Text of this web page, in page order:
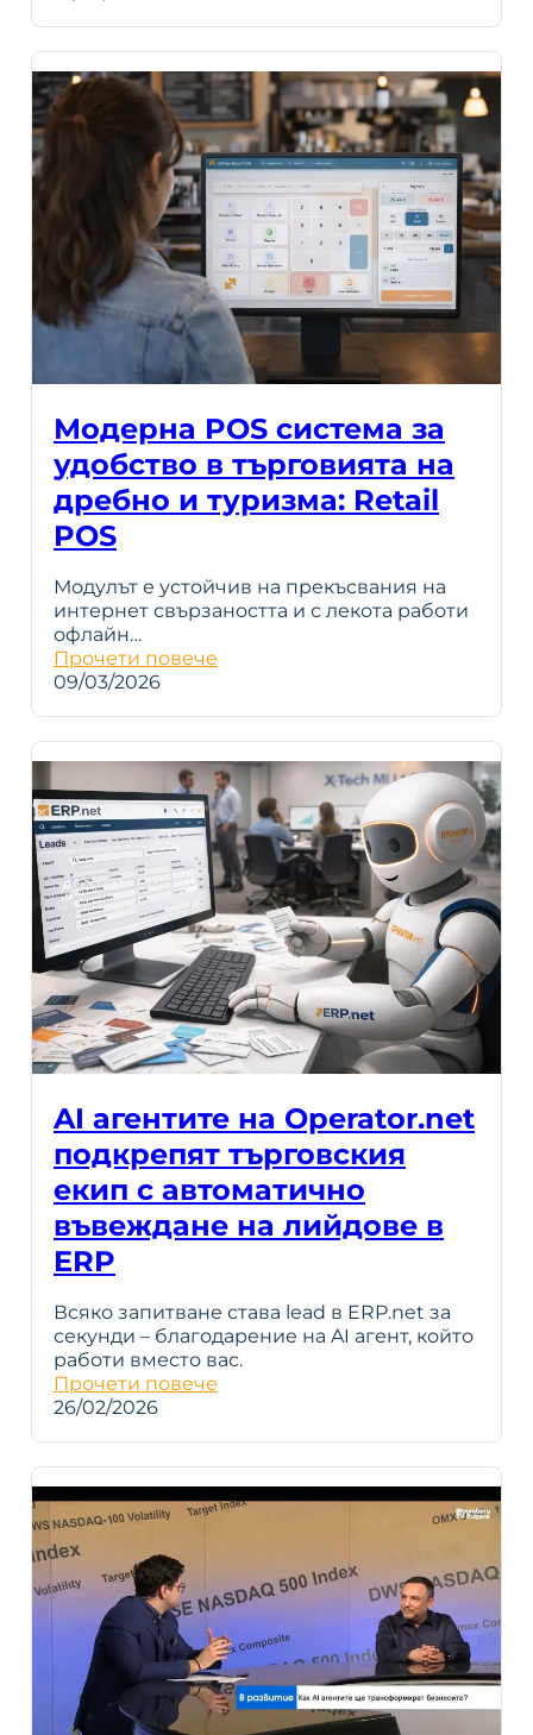
Модерна POS система за
удобство в търговията на
дребно и туризма: Retail
POS
Модулът е устойчив на прекъсвания на
интернет свързаността и с лекота работи
офлайн…
Прочети повече
09/03/2026
AI агентите на Operator.net
подкрепят търговския
екип с автоматично
въвеждане на лийдове в
ERP
Всяко запитване става lead в ERP.net за
секунди – благодарение на AI агент, който
работи вместо вас.
Прочети повече
26/02/2026